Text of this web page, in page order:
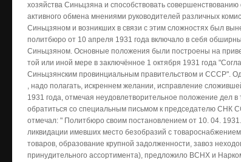
хозяйства Синьцзяна и способствовать
активного обмена мнениями руководителей различных
Синьцзяном и возникших в связи с этим сложностях был
политбюро от 10 апреля 1931 года включало в себя
Синьцзяном. Основные положения были построены на
той или иной мере в заключённое 1 октября 1931 года
Синьцзянским провинциальным правительством и СССР".
, надо полагать, искреннем желании, исправление
1931 года, отмечая неудовлетворительное положение дел
обратиться со специальным письмом к председателю СНК
отмечал: " Политбюро своим постановлением от 10. 04.
ликвидации имевших место безобразий с
товаров, образование крупной задолженности, завоз
принудительного ассортимента), предложило ВСНХ и